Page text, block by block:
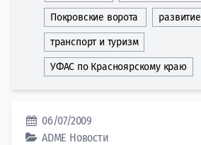
Покровские ворота развитие
транспорт и туризм
УФАС по Красноярскому краю
06/07/2009
ADME Новости